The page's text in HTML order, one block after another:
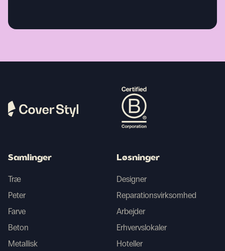
Samlinger
Træ
Peter
Farve
Beton
Metallisk
Løsninger
Designer
Reparationsvirksomhed
Arbejder
Erhvervslokaler
Hoteller